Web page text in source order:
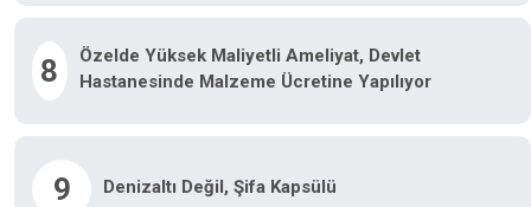
8
Özelde Yüksek Maliyetli Ameliyat, Devlet
Hastanesinde Malzeme Ücretine Yapılıyor
9 Denizaltı Değil, Şifa Kapsülü